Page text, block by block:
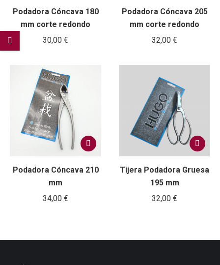
Podadora Cóncava 180
mm corte redondo
30,00 €
Podadora Cóncava 205
mm corte redondo
32,00 €
Podadora Cóncava 210
mm
34,00 €
Tijera Podadora Gruesa
195 mm
32,00 €